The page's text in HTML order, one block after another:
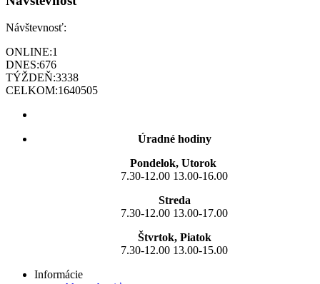
Návštevnosť:
ONLINE:1
DNES:676
TÝŽDEŇ:3338
CELKOM:1640505
Úradné hodiny
Pondelok, Utorok
7.30-12.00 13.00-16.00
Streda
7.30-12.00 13.00-17.00
Štvrtok, Piatok
7.30-12.00 13.00-15.00
Informácie